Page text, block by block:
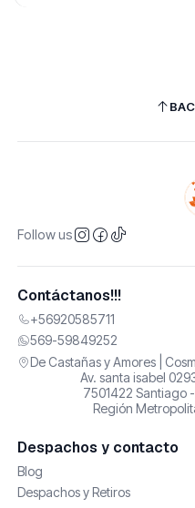
Follow us
Contáctanos!!!
+56920585711
569-59849252
De Castañas y Amores |
Av. santa isabel
7501422 Santiago
Región
Despachos y contacto
Blog
Despachos y Retiros